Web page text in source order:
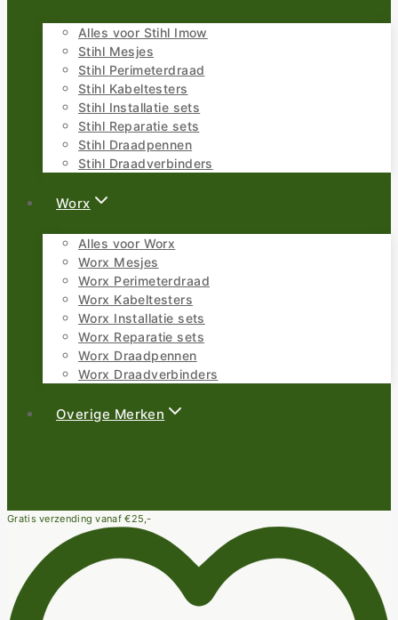
Alles voor Stihl Imow
Stihl Mesjes
Stihl Perimeterdraad
Stihl Kabeltesters
Stihl Installatie sets
Stihl Reparatie sets
Stihl Draadpennen
Stihl Draadverbinders
Worx
Alles voor Worx
Worx Mesjes
Worx Perimeterdraad
Worx Kabeltesters
Worx Installatie sets
Worx Reparatie sets
Worx Draadpennen
Worx Draadverbinders
Overige Merken
Gratis verzending vanaf €25,-